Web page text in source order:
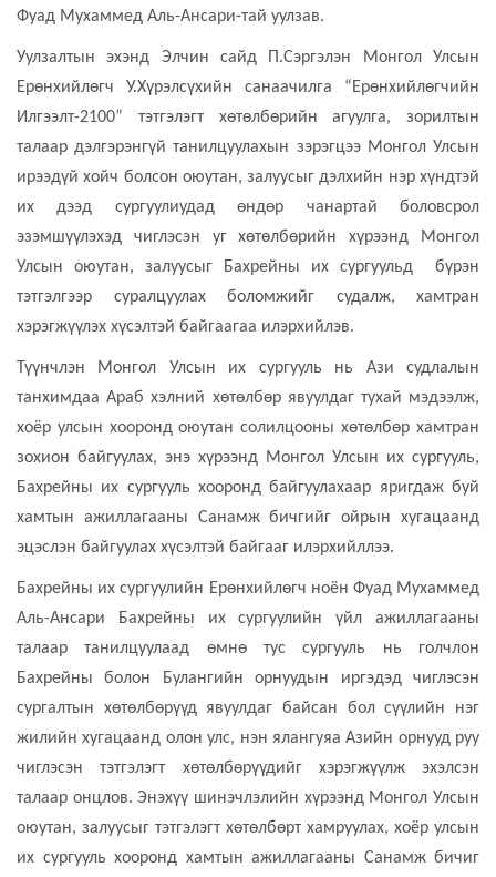
Фуад Мухаммед Аль-Ансари-тай уулзав.
Уулзалтын эхэнд Элчин сайд П.Сэргэлэн Монгол Улсын
Ерөнхийлөгч У.Хүрэлсүхийн санаачилга “Ерөнхийлөгчийн
Илгээлт-2100” тэтгэлэгт хөтөлбөрийн агуулга, зорилтын
талаар дэлгэрэнгүй танилцуулахын зэрэгцээ Монгол Улсын
ирээдүй хойч болсон оюутан, залуусыг дэлхийн нэр хүндтэй
их дээд сургуулиудад өндөр чанартай боловсрол
эзэмшүүлэхэд чиглэсэн уг хөтөлбөрийн хүрээнд Монгол
Улсын оюутан, залуусыг Бахрейны их сургуульд бүрэн
тэтгэлгээр суралцуулах боломжийг судалж, хамтран
хэрэгжүүлэх хүсэлтэй байгаагаа илэрхийлэв.
Түүнчлэн Монгол Улсын их сургууль нь Ази судлалын
танхимдаа Араб хэлний хөтөлбөр явуулдаг тухай мэдээлж,
хоёр улсын хооронд оюутан солилцооны хөтөлбөр хамтран
зохион байгуулах, энэ хүрээнд Монгол Улсын их сургууль,
Бахрейны их сургууль хооронд байгуулахаар яригдаж буй
хамтын ажиллагааны Санамж бичгийг ойрын хугацаанд
эцэслэн байгуулах хүсэлтэй байгааг илэрхийллээ.
Бахрейны их сургуулийн Ерөнхийлөгч ноён Фуад Мухаммед
Аль-Ансари Бахрейны их сургуулийн үйл ажиллагааны
талаар танилцуулаад өмнө тус сургууль нь голчлон
Бахрейны болон Булангийн орнуудын иргэдэд чиглэсэн
сургалтын хөтөлбөрүүд явуулдаг байсан бол сүүлийн нэг
жилийн хугацаанд олон улс, нэн ялангуяа Азийн орнууд руу
чиглэсэн тэтгэлэгт хөтөлбөрүүдийг хэрэгжүүлж эхэлсэн
талаар онцлов. Энэхүү шинэчлэлийн хүрээнд Монгол Улсын
оюутан, залуусыг тэтгэлэгт хөтөлбөрт хамруулах, хоёр улсын
их сургууль хооронд хамтын ажиллагааны Санамж бичиг